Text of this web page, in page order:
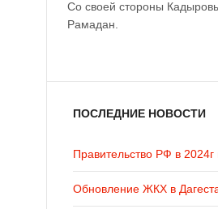
Со своей стороны
Рамадан.
ПОСЛЕДНИЕ НОВОСТИ
Правительство РФ в
Обновление ЖКХ в